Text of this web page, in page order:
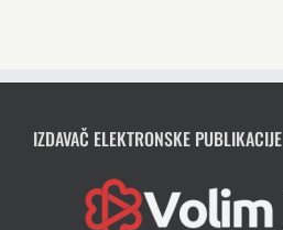
IZDAVAČ ELEKTRONSKE PUBLIKACIJE